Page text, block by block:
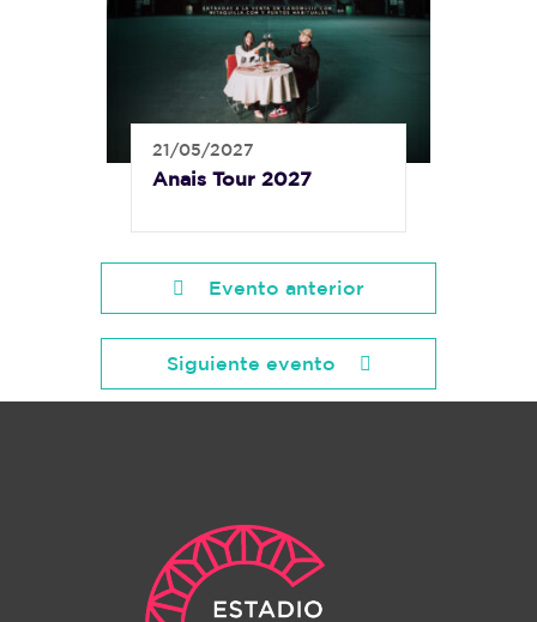
21/05/2027
Anais Tour 2027
Evento anterior
Siguiente evento